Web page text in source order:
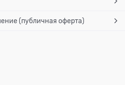
(публичная оферта)